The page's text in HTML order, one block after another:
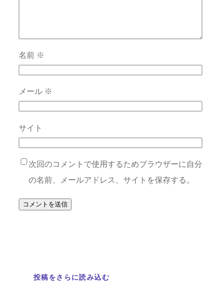
名前 ※
メール ※
サイト
次回のコメントで使用するためブラウザーに自分
の名前、メールアドレス、サイトを保存する。
投稿をさらに読み込む